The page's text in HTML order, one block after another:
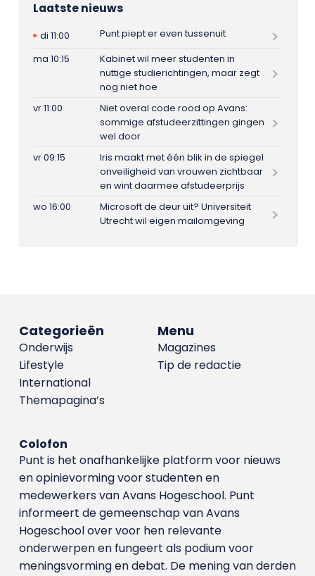
Laatste nieuws
di 11:00
Punt piept er even tussenuit
ma 10:15
Kabinet wil meer studenten in
nuttige studierichtingen, maar zegt
nog niet hoe
vr 11:00
Niet overal code rood op Avans:
sommige afstudeerzittingen gingen
wel door
vr 09:15
Iris maakt met één blik in de spiegel
onveiligheid van vrouwen zichtbaar
en wint daarmee afstudeerprijs
wo 16:00
Microsoft de deur uit? Universiteit
Utrecht wil eigen mailomgeving
Menu
Magazines
Tip de redactie
Categorieën
Onderwijs
Lifestyle
International
Themapagina’s
Colofon
Punt is het onafhankelijke platform voor nieuws
en opinievorming voor studenten en
medewerkers van Avans Hoge­school. Punt
informeert de gemeenschap van Avans
Hogeschool over voor hen relevante
onderwerpen en fungeert als podium voor
meningsvorming en debat. De mening van derden